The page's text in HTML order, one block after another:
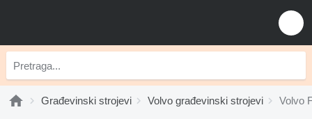
Građevinski strojevi Volvo građevinski strojevi Volvo